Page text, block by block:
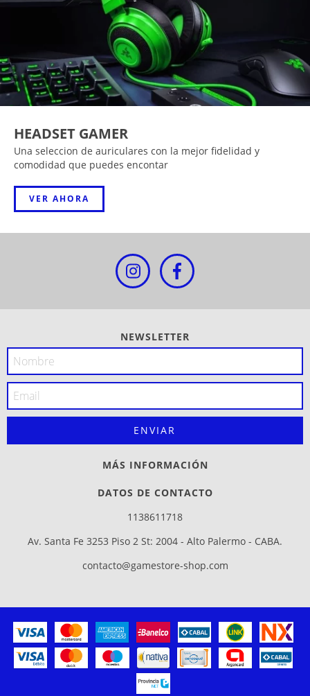
HEADSET GAMER
Una seleccion de auriculares con la mejor fidelidad y
comodidad que puedes encontar
VER AHORA
NEWSLETTER
MÁS INFORMACIÓN
DATOS DE CONTACTO
1138611718
Av. Santa Fe 3253 Piso 2 St: 2004 - Alto Palermo - CABA.
contacto@gamestore-shop.com